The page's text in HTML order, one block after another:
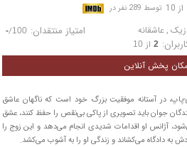
از 10 توسط 289 نفر در
,عاشقانه امتیاز منتقدان: -/100
2از 10
پخش آنلاین
در آستانه موفقیت بزرگ خود است که ناگهان عاشق
جوان باید تصویری از پاکی بی‌نقص را حفظ کنند، عشق
آژانس او اقدامات شدیدی انجام می‌دهد و این زوج را
به دادگاه می‌کشاند و زندگی او را به آشوب می‌کشد.